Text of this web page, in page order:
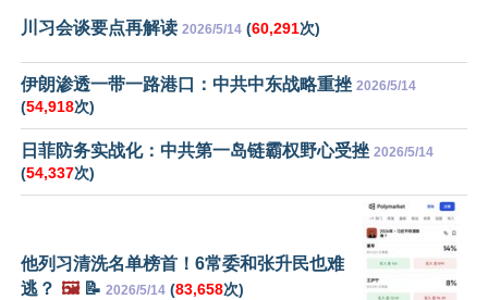
川习会谈要点再解读 2026/5/14 (60,291次)
伊朗渗透一带一路港口：中共中东战略重挫 2026/5/14
(54,918次)
日菲防务实战化：中共第一岛链霸权野心受挫 2026/5/14
(54,337次)
他列习清洗名单榜首！6常委和张升民也难
逃？ 🖼️📝 2026/5/14 (83,658次)